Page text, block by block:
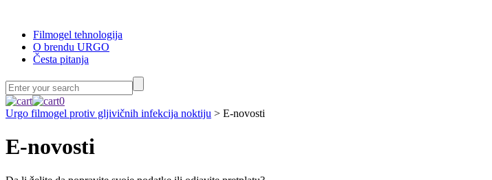
Filmogel tehnologija
O brendu URGO
Česta pitanja
0
Urgo filmogel protiv gljivičnih infekcija noktiju > E-novosti
E-novosti